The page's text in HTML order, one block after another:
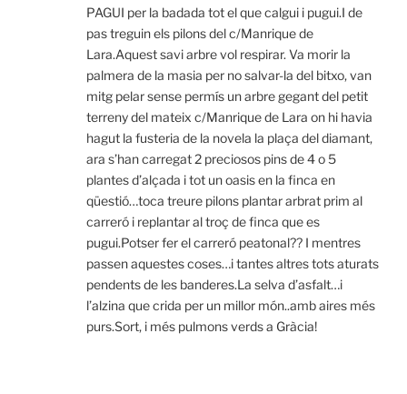
PAGUI per la badada tot el que calgui i pugui.I de
pas treguin els pilons del c/Manrique de
Lara.Aquest savi arbre vol respirar. Va morir la
palmera de la masia per no salvar-la del bitxo, van
mitg pelar sense permís un arbre gegant del petit
terreny del mateix c/Manrique de Lara on hi havia
hagut la fusteria de la novela la plaça del diamant,
ara s’han carregat 2 preciosos pins de 4 o 5
plantes d’alçada i tot un oasis en la finca en
qüestió…toca treure pilons plantar arbrat prim al
carreró i replantar al troç de finca que es
pugui.Potser fer el carreró peatonal?? I mentres
passen aquestes coses…i tantes altres tots aturats
pendents de les banderes.La selva d’asfalt…i
l’alzina que crida per un millor món..amb aires més
purs.Sort, i més pulmons verds a Gràcia!